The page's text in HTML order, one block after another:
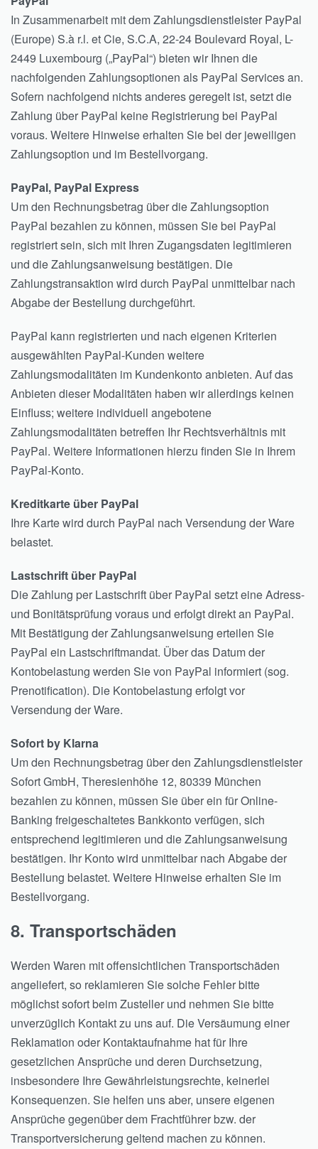
In Zusammenarbeit mit dem Zahlungsdienstleister PayPal
(Europe) S.à r.l. et Cie, S.C.A, 22-24 Boulevard Royal, L-
2449 Luxembourg („PayPal“) bieten wir Ihnen die
nachfolgenden Zahlungsoptionen als PayPal Services an.
Sofern nachfolgend nichts anderes geregelt ist, setzt die
Zahlung über PayPal keine Registrierung bei PayPal
voraus. Weitere Hinweise erhalten Sie bei der jeweiligen
Zahlungsoption und im Bestellvorgang.
PayPal, PayPal Express
Um den Rechnungsbetrag über die Zahlungsoption
PayPal bezahlen zu können, müssen Sie bei PayPal
registriert sein, sich mit Ihren Zugangsdaten legitimieren
und die Zahlungsanweisung bestätigen. Die
Zahlungstransaktion wird durch PayPal unmittelbar nach
Abgabe der Bestellung durchgeführt.
PayPal kann registrierten und nach eigenen Kriterien
ausgewählten PayPal-Kunden weitere
Zahlungsmodalitäten im Kundenkonto anbieten. Auf das
Anbieten dieser Modalitäten haben wir allerdings keinen
Einfluss; weitere individuell angebotene
Zahlungsmodalitäten betreffen Ihr Rechtsverhältnis mit
PayPal. Weitere Informationen hierzu finden Sie in Ihrem
PayPal-Konto.
Kreditkarte über PayPal
Ihre Karte wird durch PayPal nach Versendung der Ware
belastet.
Lastschrift über PayPal
Die Zahlung per Lastschrift über PayPal setzt eine Adress-
und Bonitätsprüfung voraus und erfolgt direkt an PayPal.
Mit Bestätigung der Zahlungsanweisung erteilen Sie
PayPal ein Lastschriftmandat. Über das Datum der
Kontobelastung werden Sie von PayPal informiert (sog.
Prenotification). Die Kontobelastung erfolgt vor
Versendung der Ware.
Sofort by Klarna
Um den Rechnungsbetrag über den Zahlungsdienstleister
Sofort GmbH, Theresienhöhe 12, 80339 München
bezahlen zu können, müssen Sie über ein für Online-
Banking freigeschaltetes Bankkonto verfügen, sich
entsprechend legitimieren und die Zahlungsanweisung
bestätigen. Ihr Konto wird unmittelbar nach Abgabe der
Bestellung belastet. Weitere Hinweise erhalten Sie im
Bestellvorgang.
8. Transportschäden
Werden Waren mit offensichtlichen Transportschäden
angeliefert, so reklamieren Sie solche Fehler bitte
möglichst sofort beim Zusteller und nehmen Sie bitte
unverzüglich Kontakt zu uns auf. Die Versäumung einer
Reklamation oder Kontaktaufnahme hat für Ihre
gesetzlichen Ansprüche und deren Durchsetzung,
insbesondere Ihre Gewährleistungsrechte, keinerlei
Konsequenzen. Sie helfen uns aber, unsere eigenen
Ansprüche gegenüber dem Frachtführer bzw. der
Transportversicherung geltend machen zu können.